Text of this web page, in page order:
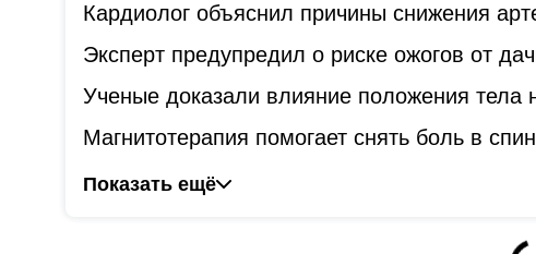
Кардиолог объяснил причины снижения
Эксперт предупредил о риске ожогов от
Ученые доказали влияние положения тела
Магнитотерапия помогает снять боль в
Показать ещё